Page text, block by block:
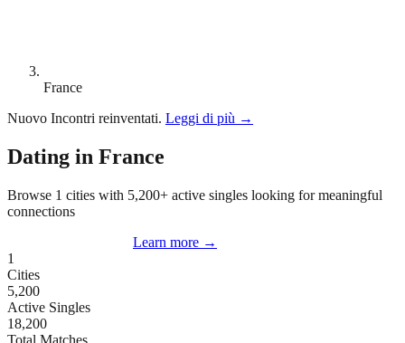
France
Nuovo Incontri reinventati. Leggi di più →
Dating in France
Browse 1 cities with 5,200+ active singles looking for meaningful
connections
Learn more →
1
Cities
5,200
Active Singles
18,200
Total Matches